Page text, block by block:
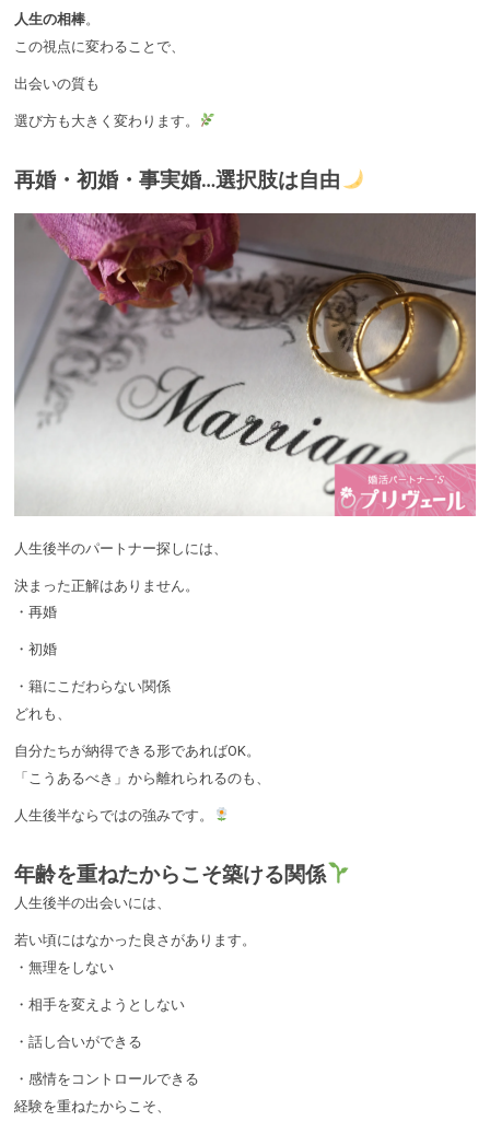
人生の相棒。
この視点に変わることで、
出会いの質も
選び方も大きく変わります。
再婚・初婚・事実婚…選択肢は自由
人生後半のパートナー探しには、
決まった正解はありません。
・再婚
・初婚
・籍にこだわらない関係
どれも、
自分たちが納得できる形であればOK。
「こうあるべき」から離れられるのも、
人生後半ならではの強みです。
年齢を重ねたからこそ築ける関係
人生後半の出会いには、
若い頃にはなかった良さがあります。
・無理をしない
・相手を変えようとしない
・話し合いができる
・感情をコントロールできる
経験を重ねたからこそ、